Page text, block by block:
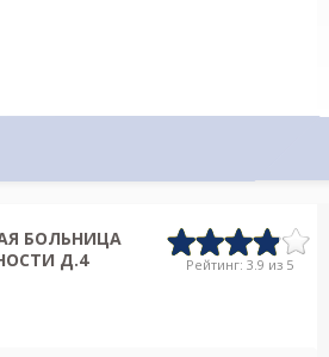
БОЛЬНИЦА
Д.4
Рейтинг: 3.9 из 5